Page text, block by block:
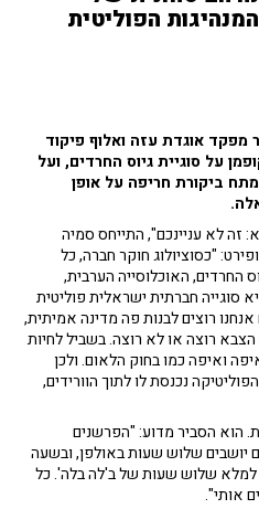
הפוליטית
מפקד אוגדת עזה ואלוף פיקוד
על סוגיית גיוס החרדים, ועל
ביקורת חריפה על אופן
זה לא עניינכם", התייחס סמיה
"כסוציולוג חוקר חברה, כל
החרדים, האוכלוסייה הערבית,
סוגייה חברתית ישראלית פוליטית
רוצים לבנות פה מדינה אמיתית,
הצבא רוצה או לא רוצה. בשביל לחיות
ואיפה כמו בחוק הלאום. ולכן
נכנסת לו לתוך הוורידים,
הוא הסביר מדוע: "הפרשנים
את עצמם לדעת. 98% מהם יושבים שלוש שעות באולפן, ובשעה
למלא שלוש שעות של ב'לה בלה'. כל
אותי".